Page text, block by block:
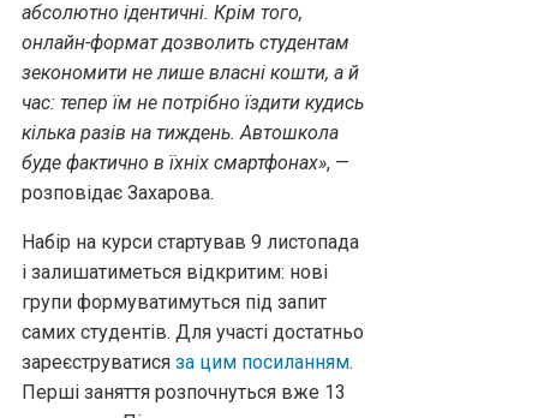
абсолютно ідентичні. Крім того,
онлайн-формат дозволить студентам
зекономити не лише власні кошти, а й
час: тепер їм не потрібно їздити кудись
кілька разів на тиждень. Автошкола
буде фактично в їхніх смартфонах», —
розповідає Захарова.
Набір на курси стартував 9 листопада
і залишатиметься відкритим: нові
групи формуватимуться під запит
самих студентів. Для участі достатньо
зареєструватися за цим посиланням.
Перші заняття розпочнуться вже 13